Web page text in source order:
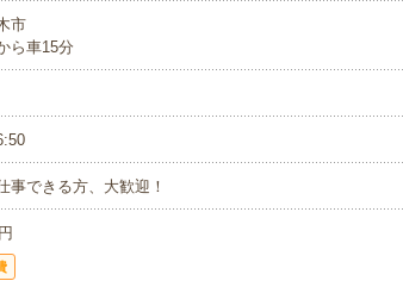
市
ら車15分
事できる方、大歓迎！